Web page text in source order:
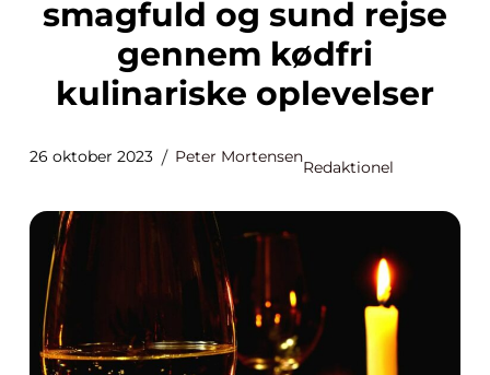
smagfuld og sund rejse
gennem kødfri
kulinariske oplevelser
26 oktober 2023 Peter Mortensen
Redaktionel